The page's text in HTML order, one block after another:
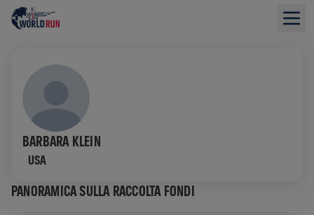
BARBARA KLEIN
USA
PANORAMICA SULLA RACCOLTA FONDI